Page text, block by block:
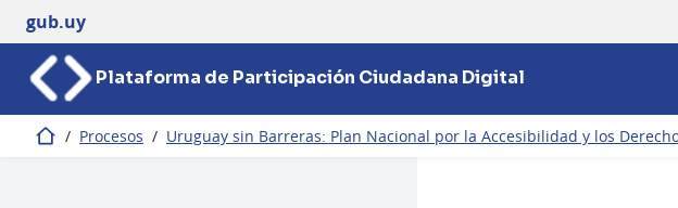
gub.uy
Plataforma de Participación Ciudadana Digital
Inicio / Procesos / Uruguay sin Barreras: Plan Nacional por la Accesibilidad y los